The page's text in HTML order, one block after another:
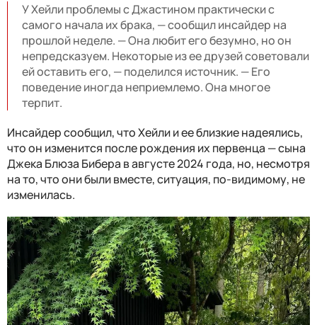
У Хейли проблемы с Джастином практически с
самого начала их брака, — сообщил инсайдер на
прошлой неделе. — Она любит его безумно, но он
непредсказуем. Некоторые из ее друзей советовали
ей оставить его, — поделился источник. — Его
поведение иногда неприемлемо. Она многое
терпит.
Инсайдер сообщил, что Хейли и ее близкие надеялись,
что он изменится после рождения их первенца — сына
Джека Блюза Бибера в августе 2024 года, но, несмотря
на то, что они были вместе, ситуация, по-видимому, не
изменилась.